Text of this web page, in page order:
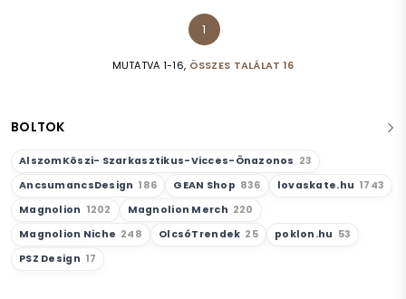
BOLTOK
AlszomKöszi- Szarkasztikus-Vicces-Önazonos 23
AncsumancsDesign 186 GEAN Shop 836 lovaskate.hu 1743
Magnolion 1202 Magnolion Merch 220
Magnolion Niche 248 OlcsóTrendek 25 poklon.hu 53
PSZ Design 17
MUTATVA 1-16, ÖSSZES TALÁLAT 16
1